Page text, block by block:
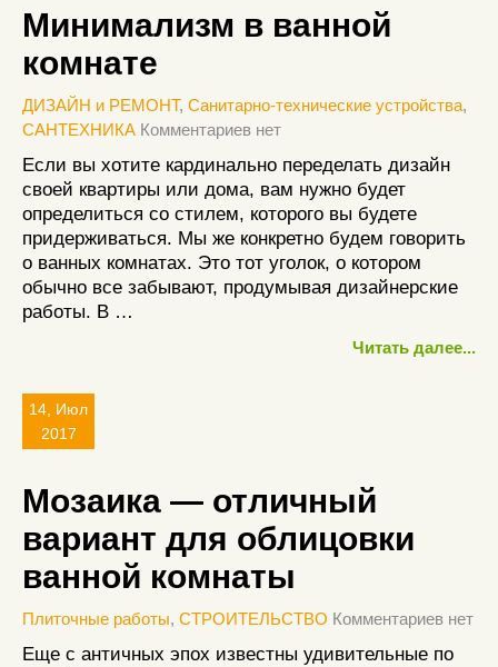
Минимализм в ванной
комнате
ДИЗАЙН и РЕМОНТ, Санитарно-технические устройства,
САНТЕХНИКА Комментариев нет
Если вы хотите кардинально переделать дизайн
своей квартиры или дома, вам нужно будет
определиться со стилем, которого вы будете
придерживаться. Мы же конкретно будем говорить
о ванных комнатах. Это тот уголок, о котором
обычно все забывают, продумывая дизайнерские
работы. В …
Читать далее...
14, Июл
2017
Мозаика — отличный
вариант для облицовки
ванной комнаты
Плиточные работы, СТРОИТЕЛЬСТВО Комментариев нет
Еще с античных эпох известны удивительные по